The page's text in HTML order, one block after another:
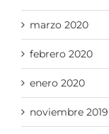
marzo 2020
febrero 2020
enero 2020
noviembre 2019